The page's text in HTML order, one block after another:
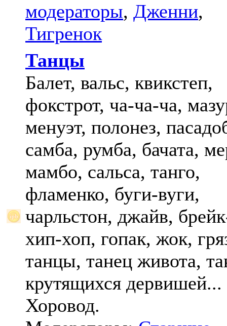
модераторы, Дженни,
Тигренок
Танцы
Балет, вальс, квикстеп,
фокстрот, ча-ча-ча,
менуэт, полонез,
самба, румба, бачата,
мамбо, сальса, танго,
фламенко, буги-вуги,
чарльстон, джайв,
хип-хоп, гопак, жок,
танцы, танец живота,
крутящихся дервишей...
Хоровод.